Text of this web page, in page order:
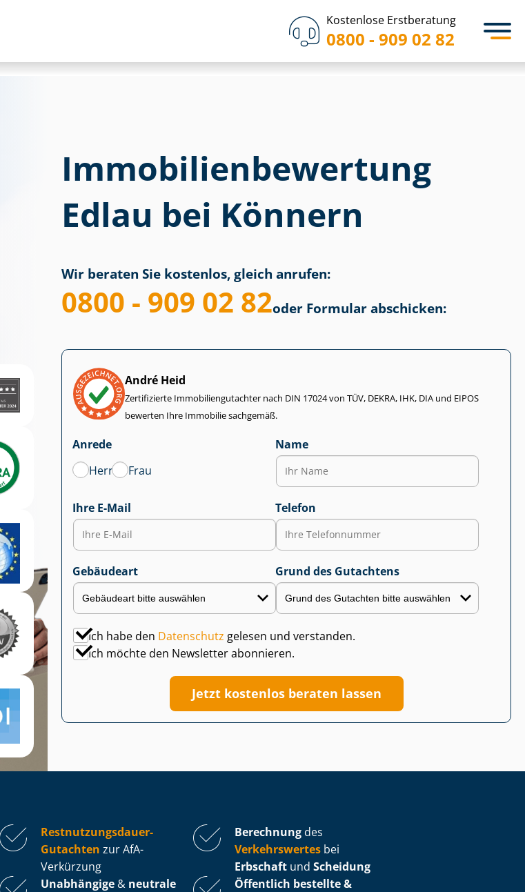
Kostenlose Erstberatung
0800 - 909 02 82
Immobilien­bewertung
Edlau bei Könnern
Wir beraten Sie kostenlos, gleich anrufen:
0800 - 909 02 82oder Formular abschicken:
André Heid
Zertifizierte Im­mo­bi­li­en­gut­ach­ter nach DIN 17024 von TÜV, DEKRA, IHK, DIA und EIPOS
bewerten Ihre Immobilie sachgemäß.
Anrede
Herr
Frau
Name
Ihre E-Mail Telefon
Gebäudeart Grund des Gutachtens
Ich habe den Datenschutz gelesen und verstanden.
Ich möchte den Newsletter abonnieren.
Jetzt kostenlos beraten lassen
Rest­nut­zungs­dau­er-
Gutachten zur AfA-
Verkürzung
Berechnung des
Verkehrswertes bei
Erbschaft und Scheidung
Unabhängige & neutrale
Öffentlich bestellte &